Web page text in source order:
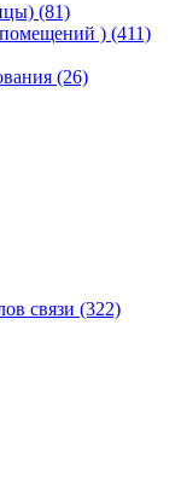
(81)
) (411)
(26)
связи (322)